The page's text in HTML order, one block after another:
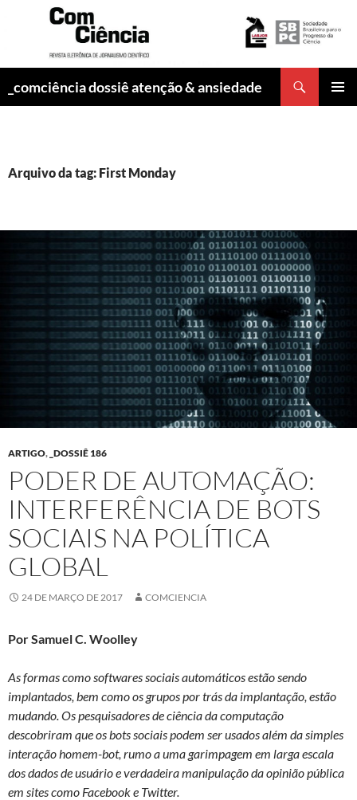
_comciência dossiê atenção & ansiedade
Arquivo da tag: First Monday
ARTIGO, _DOSSIÊ 186
PODER DE AUTOMAÇÃO:
INTERFERÊNCIA DE BOTS
SOCIAIS NA POLÍTICA
GLOBAL
24 DE MARÇO DE 2017 COMCIENCIA
Por Samuel C. Woolley
As formas como softwares sociais automáticos estão sendo
implantados, bem como os grupos por trás da implantação, estão
mudando. Os pesquisadores de ciência da computação
descobriram que os bots sociais podem ser usados além da simples
interação homem-bot, rumo a uma garimpagem em larga escala
dos dados de usuário e verdadeira manipulação da opinião pública
em sites como Facebook e Twitter.